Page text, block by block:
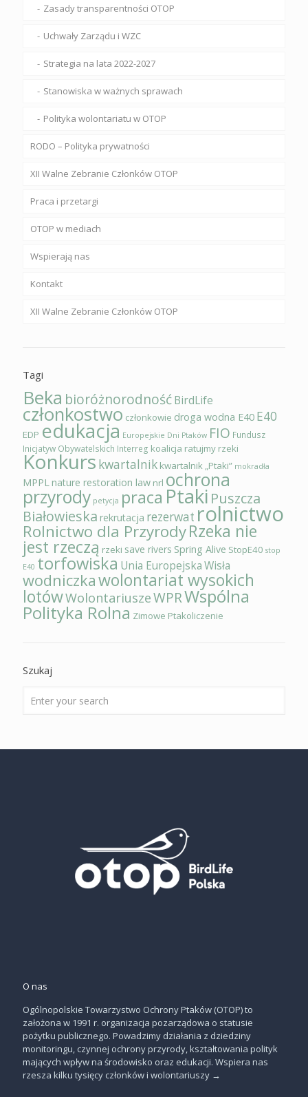
Zasady transparentności OTOP
Uchwały Zarządu i WZC
Strategia na lata 2022-2027
Stanowiska w ważnych sprawach
Polityka wolontariatu w OTOP
RODO – Polityka prywatności
XII Walne Zebranie Członków OTOP
Praca i przetargi
OTOP w mediach
Wspierają nas
Kontakt
XII Walne Zebranie Członków OTOP
Tagi
Beka bioróżnorodnośćBirdLife
członkostwo członkowie droga wodna E40 E40
EDP edukacja Europejskie Dni Ptaków FIO Fundusz
Inicjatyw Obywatelskich Interreg koalicja ratujmy rzeki
Konkurs kwartalnik kwartalnik „Ptaki” mokradła
MPPLnature restoration law nrl ochrona
przyrody petycja praca Ptaki Puszcza
Białowieska rekrutacja rezerwat rolnictwo
Rolnictwo dla PrzyrodyRzeka nie
jest rzeczą rzeki save rivers Spring Alive StopE40 stop
E40 torfowiska Unia EuropejskaWisła
wodniczkawolontariat wysokich
lotówWolontariuszeWPRWspólna
Polityka Rolna Zimowe Ptakoliczenie
Szukaj
O nas
Ogólnopolskie Towarzystwo Ochrony Ptaków (OTOP) to
założona w 1991 r. organizacja pozarządowa o statusie
pożytku publicznego. Powadzimy działania z dziedziny
monitoringu, czynnej ochrony przyrody, kształtowania polityk
mających wpływ na środowisko oraz edukacji. Wspiera nas
rzesza kilku tysięcy członków i wolontariuszy →